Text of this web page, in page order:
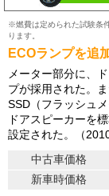
※燃費は定められた試験条
ります。
ECOランプを追
メーター部分に、
プが採用された。
SSD（フラッシュ
ドアスピーカーを
設定された。（
中古車価格
新車時価格